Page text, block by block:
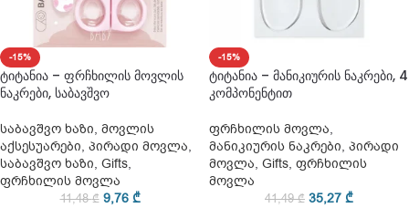
-15%
ტიტანია – ფრჩხილის მოვლის
ნაკრები, საბავშვო
საბავშვო ხაზი, მოვლის
აქსესუარები, პირადი მოვლა,
საბავშვო ხაზი, Gifts,
ფრჩხილის მოვლა
11,48₾ 9,76 ₾
-15%
ტიტანია – მანიკიურის ნაკრები, 4
კომპონენტით
ფრჩხილის მოვლა,
მანიკიურის ნაკრები, პირადი
მოვლა, Gifts, ფრჩხილის
მოვლა
41,49₾ 35,27 ₾